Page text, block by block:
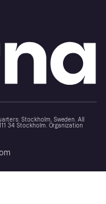
Stockholm, Sweden. All
34 Stockholm. Organization